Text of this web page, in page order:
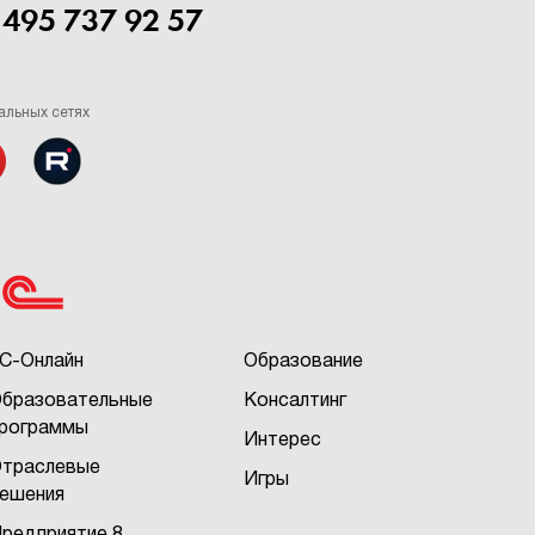
737 92 57
сетях
Онлайн Образование
Консалтинг
Интерес
Игры